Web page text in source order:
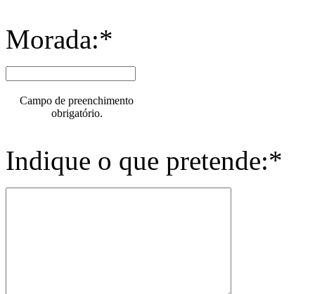
Morada:*
Campo de preenchimento
obrigatório.
Indique o que pretende:*